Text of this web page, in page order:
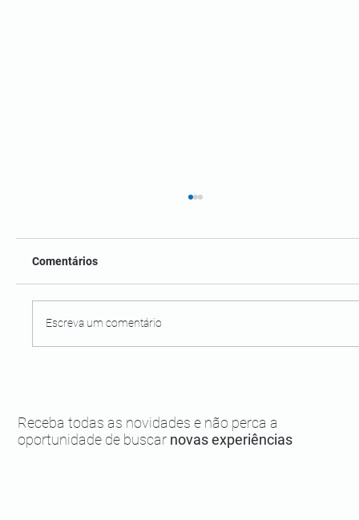
Comentários
Escreva um comentário
Receba todas as novidades e não perca a
oportunidade de buscar novas experiências